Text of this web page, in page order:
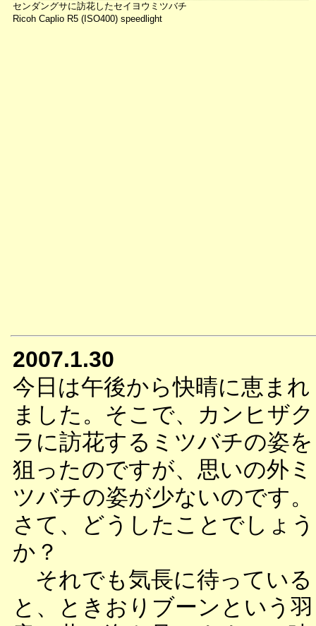
センダングサに訪花したセイヨウミツバチ
Ricoh Caplio R5 (ISO400) speedlight
2007.1.30
今日は午後から快晴に恵まれ
ました。そこで、カンヒザク
ラに訪花するミツバチの姿を
狙ったのですが、思いの外ミ
ツバチの姿が少ないのです。
さて、どうしたことでしょう
か？
それでも気長に待っている
と、ときおりブーンという羽